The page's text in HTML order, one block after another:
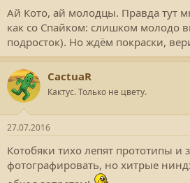
н
и
я
Ай Кото, ай молодцы. Правда тут
как со Спайком: слишком молодо
подросток). Но ждём покраски,
CactuaR
Кактус. Только не цвету.
27.07.2016
Котобяки тихо лепят прототипы и
фотографировать, но хитрые